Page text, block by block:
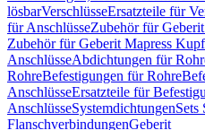
lösbarVerschlüsseErsatzteile für
für AnschlüsseZubehör für
Zubehör für Geberit Mapress
AnschlüsseAbdichtungen für
RohreBefestigungen für Rohre
AnschlüsseErsatzteile für
AnschlüsseSystemdichtungenSets
FlanschverbindungenGeberit